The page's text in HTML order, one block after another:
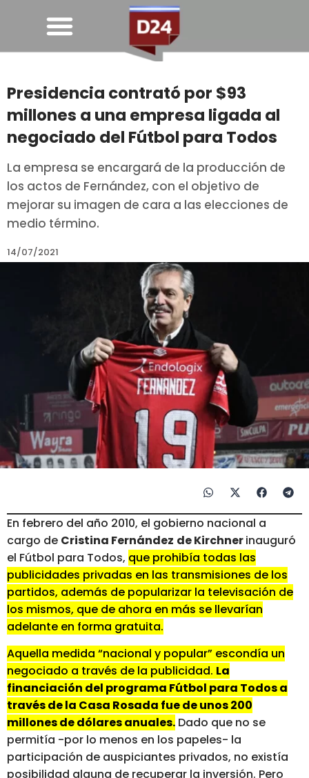
Presidencia contrató por $93
millones a una empresa ligada al
negociado del Fútbol para Todos
La empresa se encargará de la producción de
los actos de Fernández, con el objetivo de
mejorar su imagen de cara a las elecciones de
medio término.
14/07/2021
En febrero del año 2010, el gobierno nacional a
cargo de Cristina Fernández de Kirchnerinauguró
el Fútbol para Todos, que prohibía todas las
publicidades privadas en las transmisiones de los
partidos, además de popularizar la televisación de
los mismos, que de ahora en más se llevarían
adelante en forma gratuita.
Aquella medida “nacional y popular” escondía un
negociado a través de la publicidad. La
financiación del programa Fútbol para Todos a
través de la Casa Rosada fue de unos 200
millones de dólares anuales. Dado que no se
permitía -por lo menos en los papeles- la
participación de auspiciantes privados, no existía
posibilidad alguna de recuperar la inversión. Pero